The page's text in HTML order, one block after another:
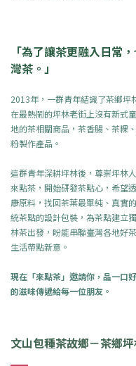
「為了讓茶更融入日常
灣茶。」
2013年，一群青年結識了茶鄉坪
在最熱鬧的坪林老街上沒有新式
地的茶相關商品，茶香腸、茶粿
粉製作產品。
這群青年深耕坪林後， 尊崇坪林
來點茶，開始研發茶點心， 希望
康原料，找回茶葉最單純、真實
統茶點的設計包裝，為茶點建立
林茶出發，盼能串聯臺灣各地好
生活帶點新意。
現在「來點茶」邀請你， 品一口
的滋味傳遞給每一位朋友。
文山包種茶故鄉－茶鄉